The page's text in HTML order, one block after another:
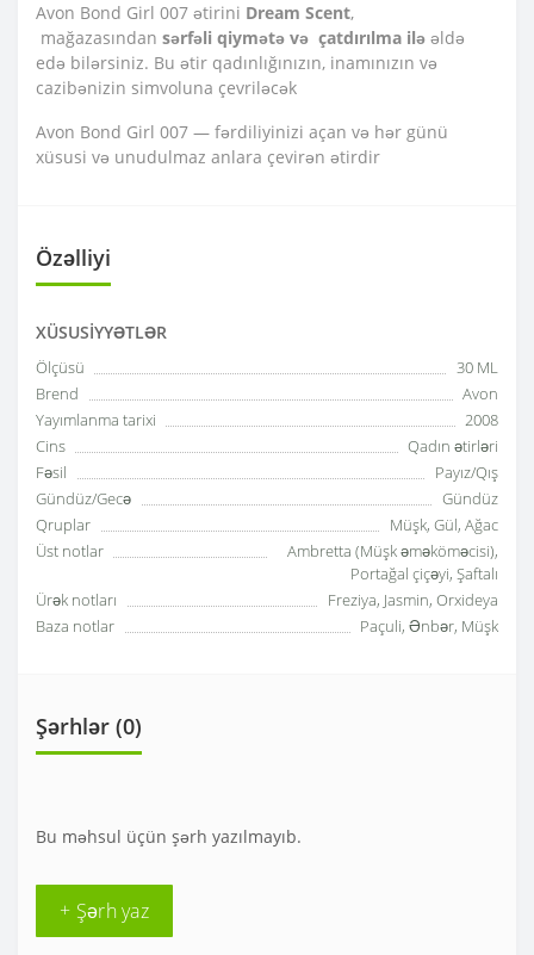
Avon Bond Girl 007 ətirini Dream Scent,
mağazasından sərfəli qiymətə və çatdırılma ilə əldə
edə bilərsiniz. Bu ətir qadınlığınızın, inamınızın və
cazibənizin simvoluna çevriləcək
Avon Bond Girl 007 — fərdiliyinizi açan və hər günü
xüsusi və unudulmaz anlara çevirən ətirdir
Özəlliyi
XÜSUSIYYƏTLƏR
Ölçüsü
30 ML
Brend
Avon
Yayımlanma tarixi
2008
Cins
Qadın ətirləri
Fəsil
Payız/Qış
Gündüz/Gecə
Gündüz
Qruplar
Müşk, Gül, Ağac
Üst notlar
Ambretta (Müşk əməköməcisi),
Portağal çiçəyi, Şaftalı
Ürək notları
Freziya, Jasmin, Orxideya
Baza notlar
Paçuli, Ənbər, Müşk
Şərhlər (0)
Bu məhsul üçün şərh yazılmayıb.
+ Şərh yaz